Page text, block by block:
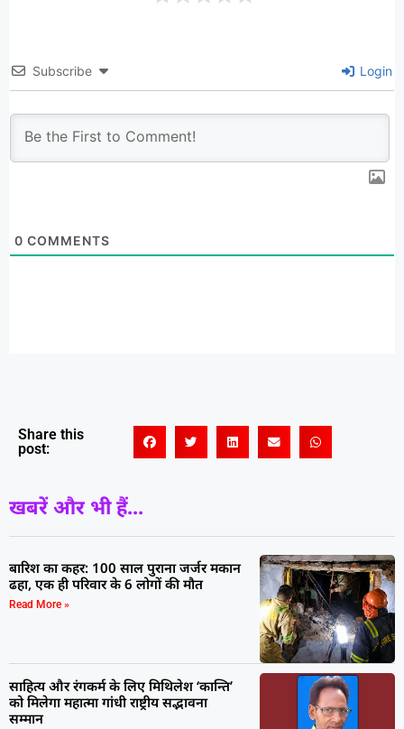
Subscribe Login
0 COMMENTS
Share this
post:
खबरें और भी हैं...
बारिश का कहर: 100 साल पुराना जर्जर मकान
ढहा, एक ही परिवार के 6 लोगों की मौत
Read More »
साहित्य और रंगकर्म के लिए मिथिलेश ‘कान्ति’
को मिलेगा महात्मा गांधी राष्ट्रीय सद्भावना
सम्मान